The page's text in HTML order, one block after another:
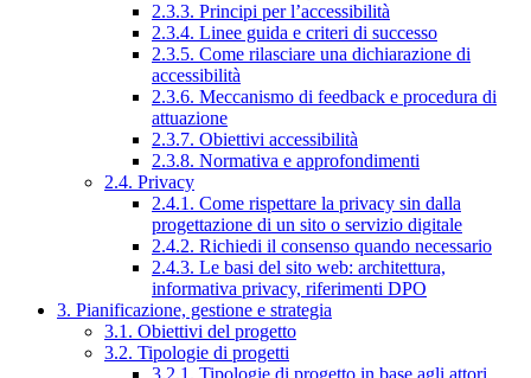
2.3.3. Principi per l’accessibilità
2.3.4. Linee guida e criteri di successo
2.3.5. Come rilasciare una dichiarazione di
accessibilità
2.3.6. Meccanismo di feedback e procedura di
attuazione
2.3.7. Obiettivi accessibilità
2.3.8. Normativa e approfondimenti
2.4. Privacy
2.4.1. Come rispettare la privacy sin dalla
progettazione di un sito o servizio digitale
2.4.2. Richiedi il consenso quando necessario
2.4.3. Le basi del sito web: architettura,
informativa privacy, riferimenti DPO
3. Pianificazione, gestione e strategia
3.1. Obiettivi del progetto
3.2. Tipologie di progetti
3.2.1. Tipologie di progetto in base agli attori